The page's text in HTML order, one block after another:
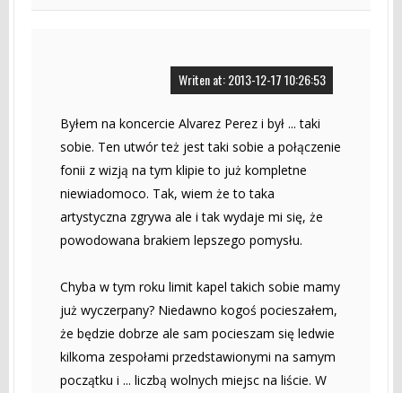
Writen at: 2013-12-17 10:26:53
Byłem na koncercie Alvarez Perez i był ... taki
sobie. Ten utwór też jest taki sobie a połączenie
fonii z wizją na tym klipie to już kompletne
niewiadomoco. Tak, wiem że to taka
artystyczna zgrywa ale i tak wydaje mi się, że
powodowana brakiem lepszego pomysłu.
Chyba w tym roku limit kapel takich sobie mamy
już wyczerpany? Niedawno kogoś pocieszałem,
że będzie dobrze ale sam pocieszam się ledwie
kilkoma zespołami przedstawionymi na samym
początku i ... liczbą wolnych miejsc na liście. W